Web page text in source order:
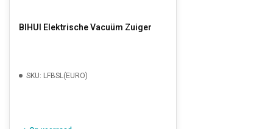
BIHUI Elektrische Vacuüm Zuiger
SKU: LFBSL(EURO)